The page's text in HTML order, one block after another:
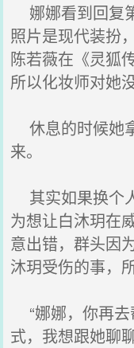
娜娜看到回复
照片是现代装扮
陈若薇在《灵狐
所以化妆师对她
休息的时候她
来。
其实如果换个
为想让白沐玥在
意出错，群头因
沐玥受伤的事，
“娜娜，你再去
式，我想跟她聊